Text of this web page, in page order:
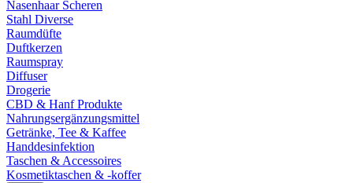
Nasenhaar Scheren
Stahl Diverse
Raumdüfte
Duftkerzen
Raumspray
Diffuser
Drogerie
CBD & Hanf Produkte
Nahrungsergänzungsmittel
Getränke, Tee & Kaffee
Handdesinfektion
Taschen & Accessoires
Kosmetiktaschen & -koffer